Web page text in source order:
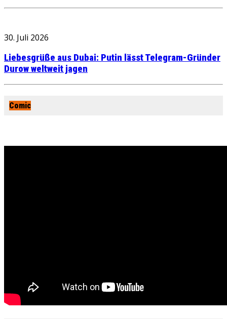
30. Juli 2026
Liebesgrüße aus Dubai: Putin lässt Telegram-Gründer
Durow weltweit jagen
Comic